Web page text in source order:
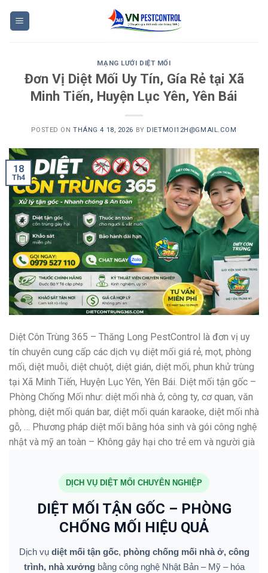
MẠNG LƯỚI DIỆT MỐI
Đơn Vị Diệt Mối Uy Tín, Gía Rẻ tại Xã
Minh Tiến, Huyện Lục Yên, Yên Bái
POSTED ONTHÁNG 4 18, 2026 BY DIETMOI12H@GMAIL.COM
18
Th4
Diệt Côn Trùng 365 – Thăng Long PestControl là đơn vị uy
tín chuyên cung cấp các dịch vụ diệt mối giá rẻ, mọt, phòng
mối, diệt muỗi, diệt chuột, diệt gián, diệt mối, phun khử trùng
tại Xã Minh Tiến, Huyện Lục Yên, Yên Bái. Diệt mối tận gốc –
Phòng Chống Mối như: diệt mối nhà ở, công ty, cơ quan, văn
phòng, diệt mối quán bar, diệt mối quán karaoke, diệt mối nhà
gỗ, … Phương pháp diệt mối bằng hóa sinh và gói công nghệ
nhật và mỹ an toàn – Không gây hại cho trẻ em và người già
DỊCH VỤ DIỆT MỐI CHUYÊN NGHIỆP
DIỆT MỐI TẬN GỐC – PHÒNG
CHỐNG MỐI HIỆU QUẢ
Dịch vụ diệt mối tận gốc, phòng chống mối nhà ở, công
trình, nhà xưởngbằng công nghệ Nhật Bản – Mỹ – hóa